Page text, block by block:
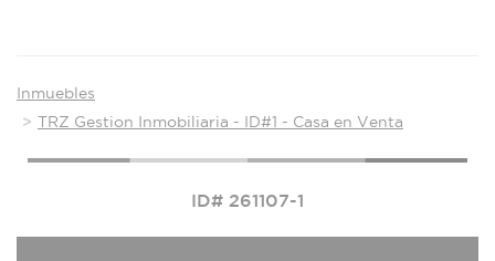
Inmuebles
TRZ Gestion Inmobiliaria - ID#1 - Casa en Venta
ID# 261107-1